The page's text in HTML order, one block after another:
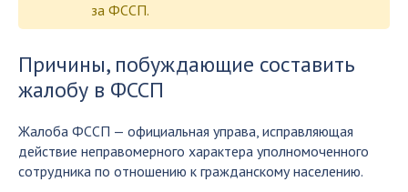
за ФССП.
Причины, побуждающие составить
жалобу в ФССП
Жалоба ФССП — официальная управа, исправляющая
действие неправомерного характера уполномоченного
сотрудника по отношению к гражданскому населению.